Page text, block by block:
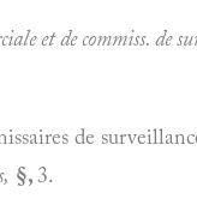
et de commiss. de
de
§,3.